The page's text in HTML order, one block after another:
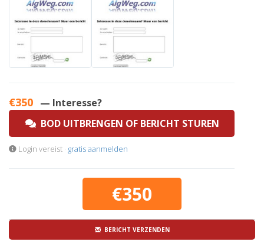
€350 — Interesse?
BOD UITBRENGEN OF BERICHT STUREN
Login vereist · gratis aanmelden
€350
BERICHT VERZENDEN